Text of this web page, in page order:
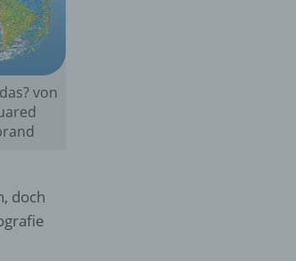
von
doch